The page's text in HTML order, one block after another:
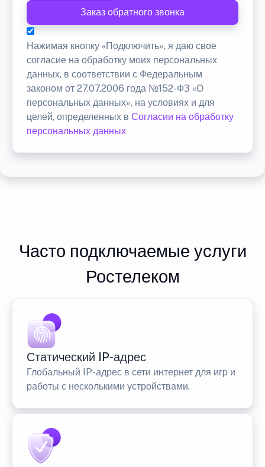
Заказ обратного звонка
Нажимая кнопку «Подключить», я даю свое
согласие на обработку моих персональных
данных, в соответствии с Федеральным
законом от 27.07.2006 года №152-ФЗ «О
персональных данных», на условиях и для
целей, определенных в Согласии на обработку
персональных данных
Часто подключаемые услуги
Ростелеком
Статический IP-адрес
Глобальный IP-адрес в сети интернет для игр и
работы с несколькими устройствами.